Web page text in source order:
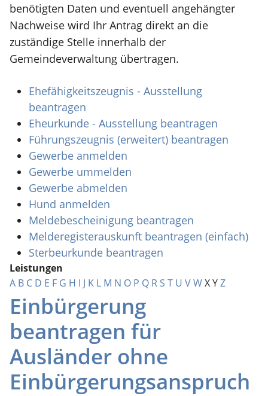
benötigten Daten und eventuell angehängter
Nachweise wird Ihr Antrag direkt an die
zuständige Stelle innerhalb der
Gemeindeverwaltung übertragen.
Ehefähigkeitszeugnis - Ausstellung
beantragen
Eheurkunde - Ausstellung beantragen
Führungszeugnis (erweitert) beantragen
Gewerbe anmelden
Gewerbe ummelden
Gewerbe abmelden
Hund anmelden
Meldebescheinigung beantragen
Melderegisterauskunft beantragen (einfach)
Sterbeurkunde beantragen
Leistungen
A B C D E F G H I J K L M N O P Q R S T U VWXYZ
Einbürgerung
beantragen für
Ausländer ohne
Einbürgerungsanspruch